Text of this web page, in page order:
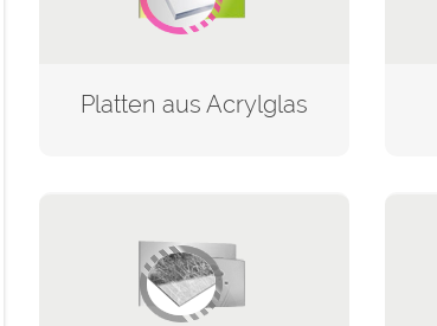
Platten aus Acrylglas